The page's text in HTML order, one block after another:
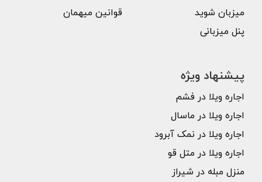
میزبان شوید
پنل میزبانی
قوانین میهمان
پیشنهاد ویژه
اجاره ویلا در فشم
اجاره ویلا در ماسال
اجاره ویلا در نمک آبرود
اجاره ویلا در متل قو
منزل مبله در شیراز